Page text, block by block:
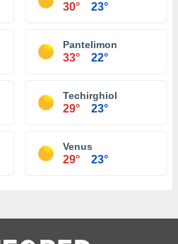
30° 23°
Pantelimon
33° 22°
Techirghiol
29° 23°
Venus
29° 23°